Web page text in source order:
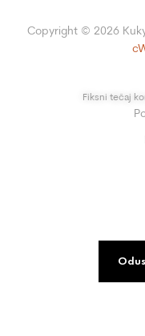
Copyright © 2026
Fiksni tečaj